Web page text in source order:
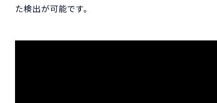
た検出が可能です。